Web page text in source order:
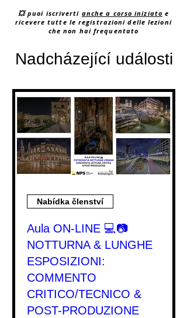
💥 puoi iscriverti anche a corso iniziato e
ricevere tutte le registrazioni delle lezioni
che non hai frequentato
Nadcházející události
Nabídka členství
Aula ON-LINE 💻📷
NOTTURNA & LUNGHE
ESPOSIZIONI:
COMMENTO
CRITICO/TECNICO &
POST-PRODUZIONE